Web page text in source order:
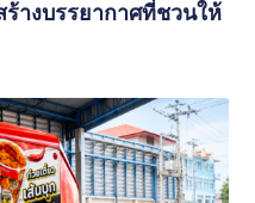
างบรรยากาศที่ชวนให้